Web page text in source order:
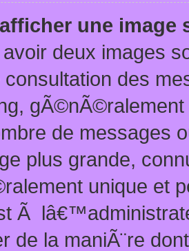
une image
avoir deux images
consultation des
de messages
plus grande,
unique et
Ã
de la maniÃ¨re